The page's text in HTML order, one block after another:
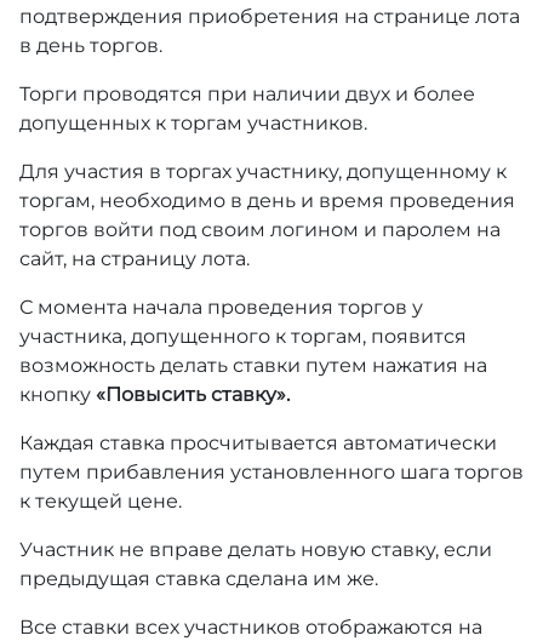
подтверждения приобретения на странице лота
в день торгов.
Торги проводятся при наличии двух и более
допущенных к торгам участников.
Для участия в торгах участнику, допущенному к
торгам, необходимо в день и время проведения
торгов войти под своим логином и паролем на
сайт, на страницу лота.
С момента начала проведения торгов у
участника, допущенного к торгам, появится
возможность делать ставки путем нажатия на
кнопку «Повысить ставку».
Каждая ставка просчитывается автоматически
путем прибавления установленного шага торгов
к текущей цене.
Участник не вправе делать новую ставку, если
предыдущая ставка сделана им же.
Все ставки всех участников отображаются на